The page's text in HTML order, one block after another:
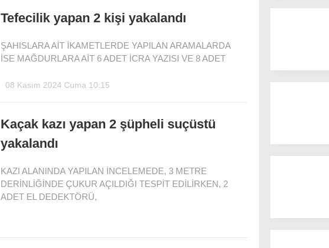
Tefecilik yapan 2 kişi yakalandı
ŞAHISLARA AİT İKAMETLERDE YAPILAN ARAMALARDA
İSE MAĞDURLARA AİT 6 ADET İCRA YAZISI VE 8 ADET
08 Kasım 2024 Cuma 10:15
Kaçak kazı yapan 2 şüpheli suçüstü
yakalandı
KAZI ALANINDA YAPILAN İNCELEMEDE, 3 METRE
DERİNLİĞİNDE ÇUKUR AÇILDIĞI TESPİT EDİLİRKEN, 2
ADET EL DEDEKTÖRÜ,